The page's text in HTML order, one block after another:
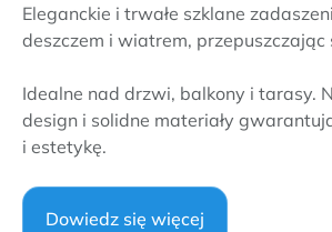
Eleganckie i trwałe szklane
deszczem i wiatrem, przepuszczając
Idealne nad drzwi, balkony i tarasy.
design i solidne materiały
i estetykę.
Dowiedz się więcej